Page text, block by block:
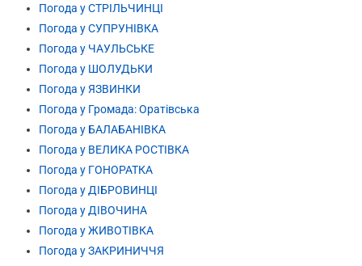
Погода у СТРІЛЬЧИНЦІ
Погода у СУПРУНІВКА
Погода у ЧАУЛЬСЬКЕ
Погода у ШОЛУДЬКИ
Погода у ЯЗВИНКИ
Погода у Громада: Оратівська
Погода у БАЛАБАНІВКА
Погода у ВЕЛИКА РОСТІВКА
Погода у ГОНОРАТКА
Погода у ДІБРОВИНЦІ
Погода у ДІВОЧИНА
Погода у ЖИВОТІВКА
Погода у ЗАКРИНИЧЧЯ